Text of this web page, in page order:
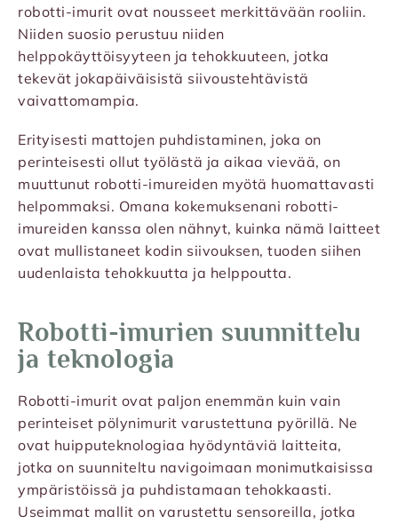
robotti-imurit ovat nousseet merkittävään rooliin.
Niiden suosio perustuu niiden
helppokäyttöisyyteen ja tehokkuuteen, jotka
tekevät jokapäiväisistä siivoustehtävistä
vaivattomampia.
Erityisesti mattojen puhdistaminen, joka on
perinteisesti ollut työlästä ja aikaa vievää, on
muuttunut robotti-imureiden myötä huomattavasti
helpommaksi. Omana kokemuksenani robotti-
imureiden kanssa olen nähnyt, kuinka nämä laitteet
ovat mullistaneet kodin siivouksen, tuoden siihen
uudenlaista tehokkuutta ja helppoutta.
Robotti-imurien suunnittelu
ja teknologia
Robotti-imurit ovat paljon enemmän kuin vain
perinteiset pölynimurit varustettuna pyörillä. Ne
ovat huipputeknologiaa hyödyntäviä laitteita,
jotka on suunniteltu navigoimaan monimutkaisissa
ympäristöissä ja puhdistamaan tehokkaasti.
Useimmat mallit on varustettu sensoreilla, jotka